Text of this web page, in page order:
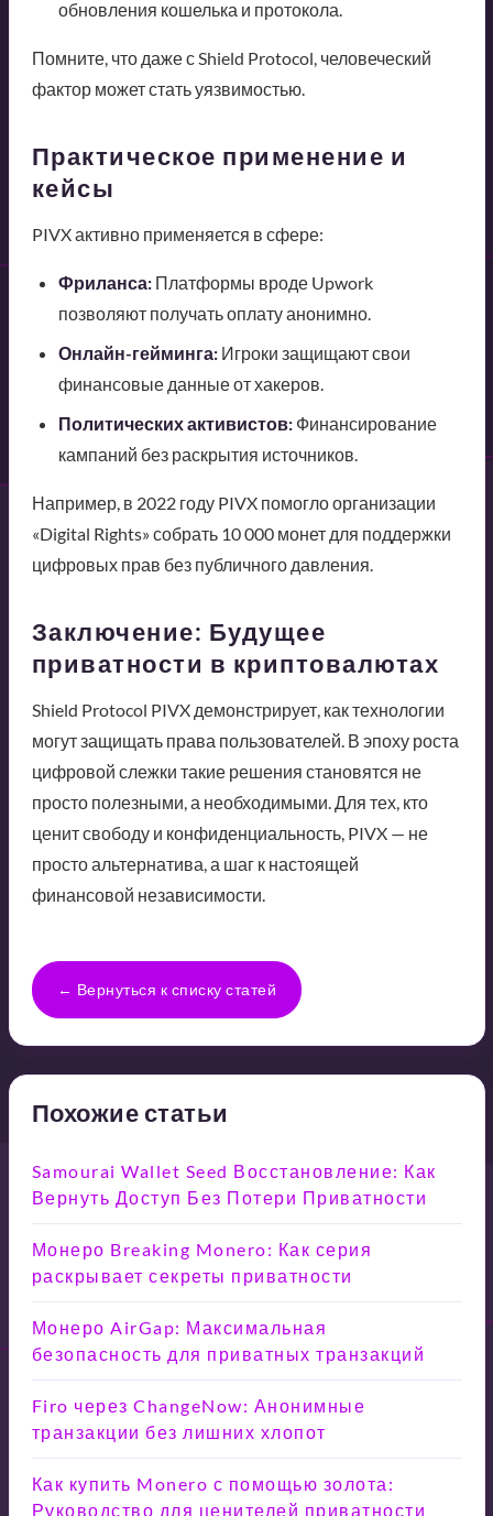
обновления кошелька и протокола.
Помните, что даже с Shield Protocol, человеческий
фактор может стать уязвимостью.
Практическое применение и
кейсы
PIVX активно применяется в сфере:
Фриланса:Платформы вроде Upwork
позволяют получать оплату анонимно.
Онлайн-гейминга:Игроки защищают свои
финансовые данные от хакеров.
Политических активистов:Финансирование
кампаний без раскрытия источников.
Например, в 2022 году PIVX помогло организации
«Digital Rights» собрать 10 000 монет для поддержки
цифровых прав без публичного давления.
Заключение: Будущее
приватности в криптовалютах
Shield Protocol PIVX демонстрирует, как технологии
могут защищать права пользователей. В эпоху роста
цифровой слежки такие решения становятся не
просто полезными, а необходимыми. Для тех, кто
ценит свободу и конфиденциальность, PIVX — не
просто альтернатива, а шаг к настоящей
финансовой независимости.
← Вернуться к списку статей
Похожие статьи
Samourai Wallet Seed Восстановление: Как
Вернуть Доступ Без Потери Приватности
Монеро Breaking Monero: Как серия
раскрывает секреты приватности
Монеро AirGap: Максимальная
безопасность для приватных транзакций
Firo через ChangeNow: Анонимные
транзакции без лишних хлопот
Как купить Monero с помощью золота:
Руководство для ценителей приватности